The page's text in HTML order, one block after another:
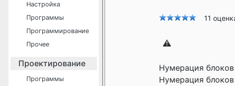
Настройка
Программы
Программирование
Прочее
Проектирование
Программы
11
Нумерация
Нумерация